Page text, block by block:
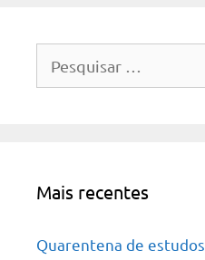
por:
Mais recentes
Quarentena de estudos